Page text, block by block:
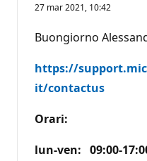
27 mar 2021, 10:42
Buongiorno
https://
it/contactus
Orari:
lun-ven: 09:00-